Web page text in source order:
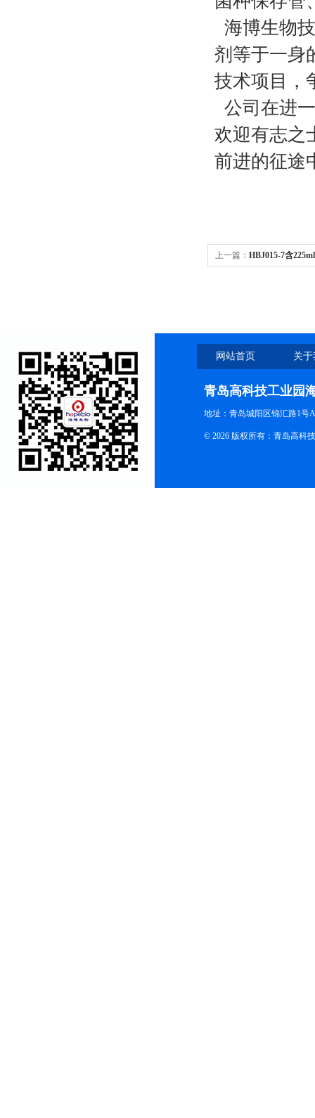
海博生物
剂等于一身
技术项目，
公司在进
欢迎有志之
前进的征途
上一篇： HBJ015-7含
网站首页 关
青岛高科技工业园
地址：青岛城阳区锦汇路1号
© 2026 版权所有：青岛高科